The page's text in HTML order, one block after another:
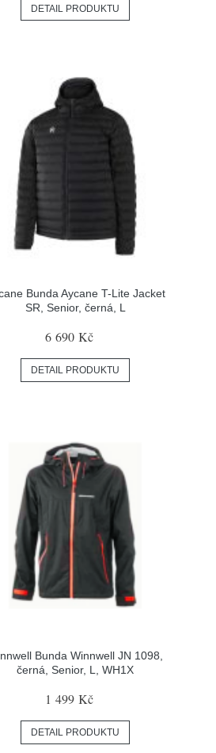
DETAIL PRODUKTU
Bunda Aycane T-Lite Jacket
SR, Senior, černá, L
6 690 Kč
DETAIL PRODUKTU
Bunda Winnwell JN 1098,
černá, Senior, L, WH1X
1 499 Kč
DETAIL PRODUKTU